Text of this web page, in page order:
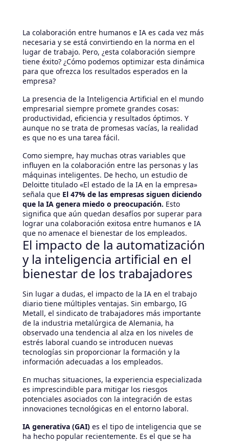
La colaboración entre humanos e IA es cada vez más
necesaria y se está convirtiendo en la norma en el
lugar de trabajo. Pero, ¿esta colaboración siempre
tiene éxito? ¿Cómo podemos optimizar esta dinámica
para que ofrezca los resultados esperados en la
empresa?
La presencia de la Inteligencia Artificial en el mundo
empresarial siempre promete grandes cosas:
productividad, eficiencia y resultados óptimos. Y
aunque no se trata de promesas vacías, la realidad
es que no es una tarea fácil.
Como siempre, hay muchas otras variables que
influyen en la colaboración entre las personas y las
máquinas inteligentes. De hecho, un estudio de
Deloitte titulado «El estado de la IA en la empresa»
señala que El 47% de las empresas siguen diciendo
que la IA genera miedo o preocupación. Esto
significa que aún quedan desafíos por superar para
lograr una colaboración exitosa entre humanos e IA
que no amenace el bienestar de los empleados.
El impacto de la automatización
y la inteligencia artificial en el
bienestar de los trabajadores
Sin lugar a dudas, el impacto de la IA en el trabajo
diario tiene múltiples ventajas. Sin embargo, IG
Metall, el sindicato de trabajadores más importante
de la industria metalúrgica de Alemania, ha
observado una tendencia al alza en los niveles de
estrés laboral cuando se introducen nuevas
tecnologías sin proporcionar la formación y la
información adecuadas a los empleados.
En muchas situaciones, la experiencia especializada
es imprescindible para mitigar los riesgos
potenciales asociados con la integración de estas
innovaciones tecnológicas en el entorno laboral.
IA generativa (GAI) es el tipo de inteligencia que se
ha hecho popular recientemente. Es el que se ha